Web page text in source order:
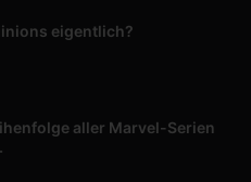
eigentlich?
aller Marvel-Serien